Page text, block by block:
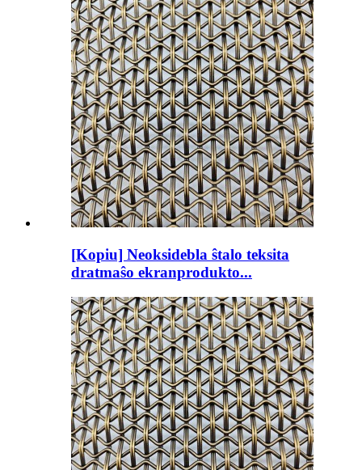
[Kopiu] Neoksidebla ŝtalo teksita
dratmaŝo ekranprodukto...